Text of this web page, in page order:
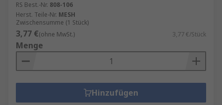
RS Best.-Nr. 808-106
Herst. Teile-Nr. MESH
Zwischensumme (1 Stück)
3,77 €(ohne MwSt.) 3,77 €/Stück
Menge
Hinzufügen